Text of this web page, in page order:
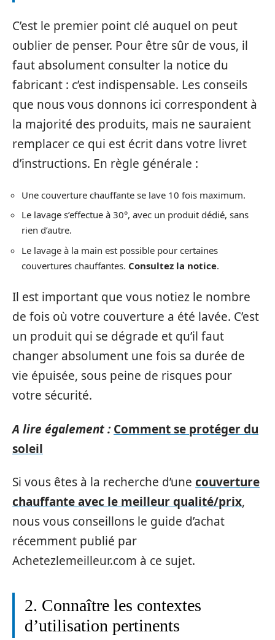
C’est le premier point clé auquel on peut
oublier de penser. Pour être sûr de vous, il
faut absolument consulter la notice du
fabricant : c’est indispensable. Les conseils
que nous vous donnons ici correspondent à
la majorité des produits, mais ne sauraient
remplacer ce qui est écrit dans votre livret
d’instructions. En règle générale :
Une couverture chauffante se lave 10 fois maximum.
Le lavage s’effectue à 30°, avec un produit dédié, sans
rien d’autre.
Le lavage à la main est possible pour certaines
couvertures chauffantes. Consultez la notice.
Il est important que vous notiez le nombre
de fois où votre couverture a été lavée. C’est
un produit qui se dégrade et qu’il faut
changer absolument une fois sa durée de
vie épuisée, sous peine de risques pour
votre sécurité.
A lire également : Comment se protéger du
soleil
Si vous êtes à la recherche d’une couverture
chauffante avec le meilleur qualité/prix,
nous vous conseillons le guide d’achat
récemment publié par
Achetezlemeilleur.com à ce sujet.
2. Connaître les contextes
d’utilisation pertinents